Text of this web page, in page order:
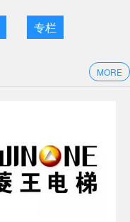
专栏
MORE